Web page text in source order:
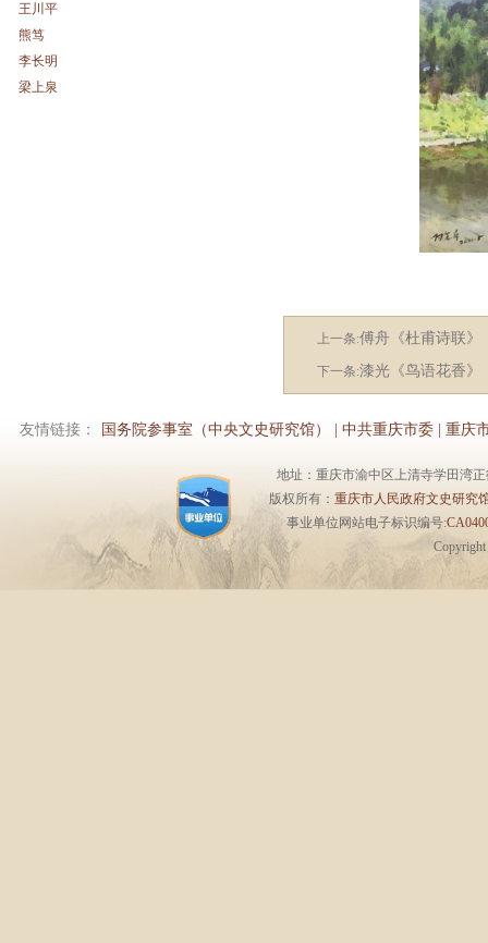
王川平
熊笃
李长明
梁上泉
上一条:傅舟《杜甫诗联》
下一条:漆光《鸟语花香》
友情链接： 国务院参事室（中央文史研究馆） 中共重庆市委 重庆
地址：重庆市渝中区上清寺学田湾
版权所有： 重庆市人民政府文史研究
事业单位网站电子标识编号: